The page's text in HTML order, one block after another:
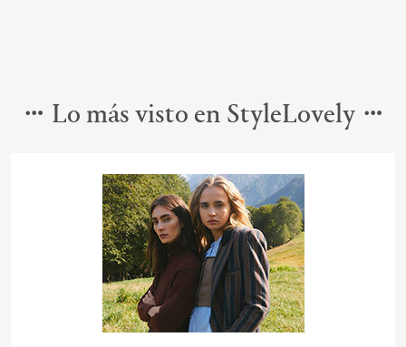
Lo más visto en StyleLovely